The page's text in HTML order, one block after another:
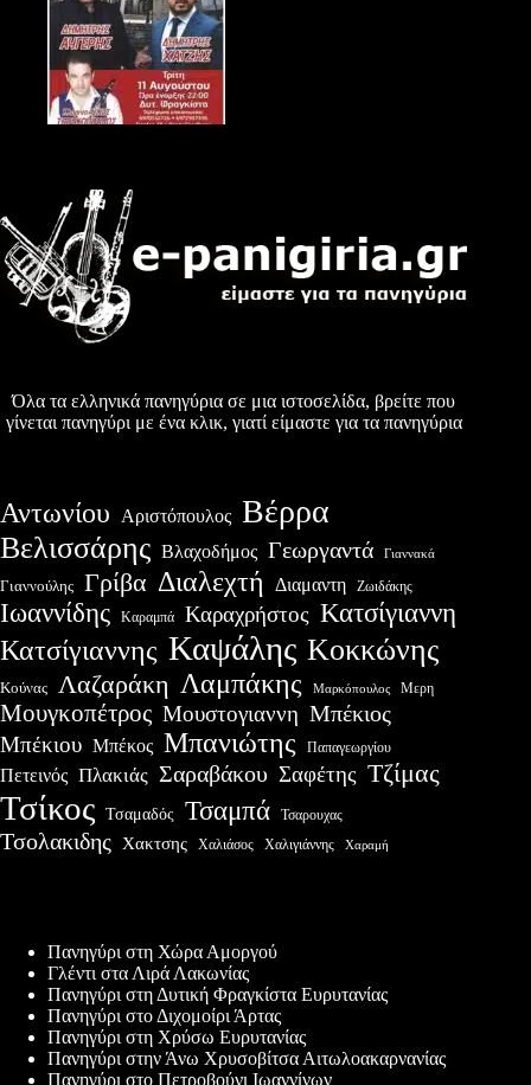
Όλα τα ελληνικά πανηγύρια σε μια ιστοσελίδα, βρείτε που
γίνεται πανηγύρι με ένα κλικ, γιατί είμαστε για τα πανηγύρια
Αντωνίου Αριστόπουλος Βέρρα
Βελισσάρης Βλαχοδήμος Γεωργαντά Γιαννακά
Γιαννούλης Γρίβα Διαλεχτή Διαμαντη Ζωιδάκης
Ιωαννίδης Καραμπά Καραχρήστος Κατσίγιαννη
Κατσίγιαννης Καψάλης Κοκκώνης
Κούνας Λαζαράκη Λαμπάκης Μαρκόπουλος Μερη
Μουγκοπέτρος Μουστογιαννη Μπέκιος
Μπέκιου Μπέκος Μπανιώτης Παπαγεωργίου
Πετεινός Πλακιάς Σαραβάκου Σαφέτης Τζίμας
Τσίκος Τσαμαδός Τσαμπά Τσαρουχας
Τσολακιδης Χακτσης Χαλιάσος Χαλιγιάννης Χαραμή
Πανηγύρι στη Χώρα Αμοργού
Γλέντι στα Λιρά Λακωνίας
Πανηγύρι στη Δυτική Φραγκίστα Ευρυτανίας
Πανηγύρι στο Διχομοίρι Άρτας
Πανηγύρι στη Χρύσω Ευρυτανίας
Πανηγύρι στην Άνω Χρυσοβίτσα Αιτωλοακαρνανίας
Πανηγύρι στο Πετροβούνι Ιωαννίνων